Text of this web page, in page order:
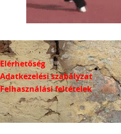
Elérhetőség
Adatkezelési szabályzat
Felhasználási feltételek